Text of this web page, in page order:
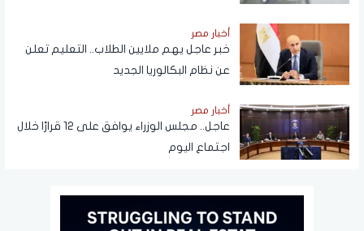
أخبار مصر
خبر عاجل يهم ملايين الطلاب.. التعليم تعلن
عن نظام البكالوريا الجديد
أخبار مصر
عاجل.. مجلس الوزراء يوافق على 12 قرارًا خلال
اجتماع اليوم